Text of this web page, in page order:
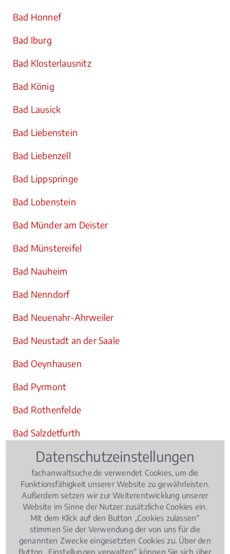
Bad Honnef
Bad Iburg
Bad Klosterlausnitz
Bad König
Bad Lausick
Bad Liebenstein
Bad Liebenzell
Bad Lippspringe
Bad Lobenstein
Bad Münder am Deister
Bad Münstereifel
Bad Nauheim
Bad Nenndorf
Bad Neuenahr-Ahrweiler
Bad Neustadt an der Saale
Bad Oeynhausen
Bad Pyrmont
Bad Rothenfelde
Bad Salzdetfurth
Bad Salzuflen
Bad Salzungen
Bad Schwalbach
Bad Schönborn
Bad Soden
Datenschutzeinstellungen
fachanwaltsuche.de verwendet Cookies, um die
Funktionsfähigkeit unserer Website zu gewährleisten.
Außerdem setzen wir zur Weiterentwicklung unserer
Website im Sinne der Nutzer zusätzliche Cookies ein.
Mit dem Klick auf den Button „Cookies zulassen“
stimmen Sie der Verwendung der von uns für die
genannten Zwecke eingesetzten Cookies zu. Über den
Button „Einstellungen verwalten“ können Sie sich über